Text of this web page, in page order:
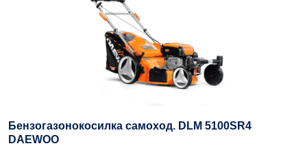
Бензогазонокосилка самоход. DLM 5100SR4
DAEWOO